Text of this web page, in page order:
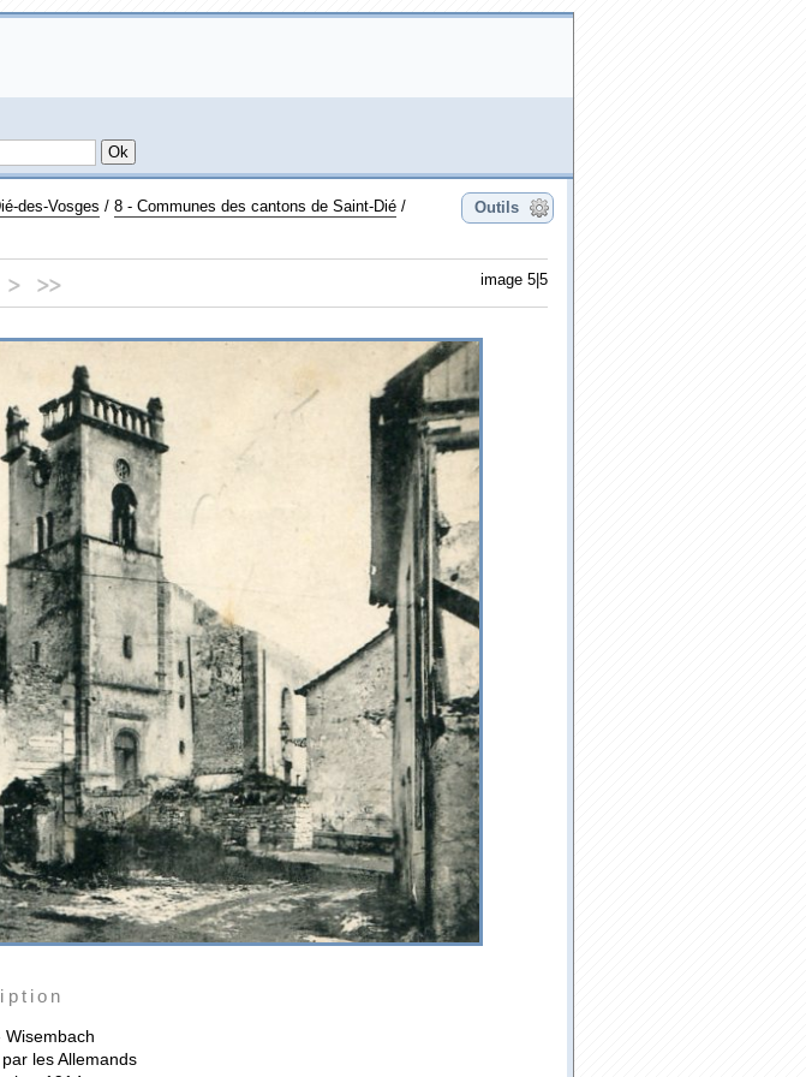
Outils
des-Vosges / 8 - Communes des cantons de Saint-Dié/
image 5|5
> >>
Wisembach
les Allemands